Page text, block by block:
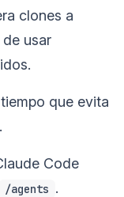
clones a
usar
que evita
Code
/agents .